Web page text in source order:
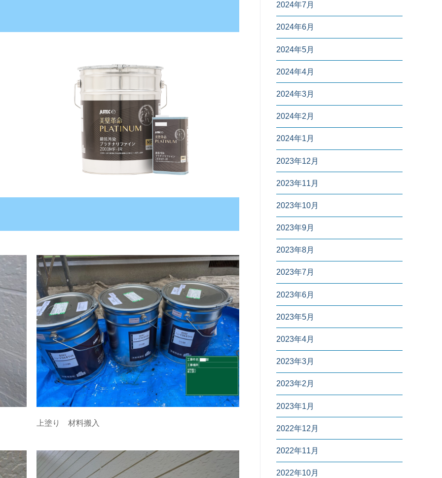
上塗り 材料搬入
2024年7月
2024年6月
2024年5月
2024年4月
2024年3月
2024年2月
2024年1月
2023年12月
2023年11月
2023年10月
2023年9月
2023年8月
2023年7月
2023年6月
2023年5月
2023年4月
2023年3月
2023年2月
2023年1月
2022年12月
2022年11月
2022年10月